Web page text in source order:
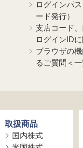
ログインパ
ード発行）
支店コード
ログインID
ブラウザの
るご質問＜
取扱商品
国内株式